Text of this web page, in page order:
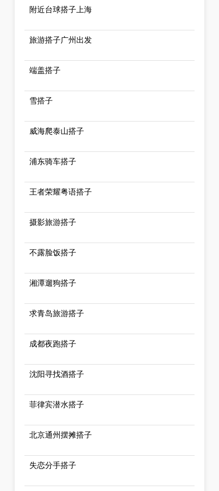
附近台球搭子上海
旅游搭子广州出发
端盖搭子
雪搭子
威海爬泰山搭子
浦东骑车搭子
王者荣耀粤语搭子
摄影旅游搭子
不露脸饭搭子
湘潭遛狗搭子
求青岛旅游搭子
成都夜跑搭子
沈阳寻找酒搭子
菲律宾潜水搭子
北京通州摆摊搭子
失恋分手搭子